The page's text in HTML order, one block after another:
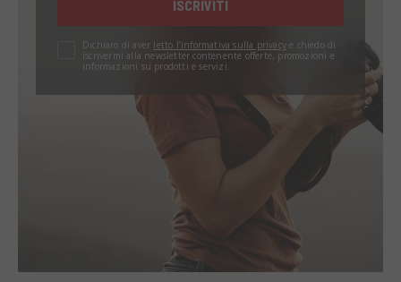
ISCRIVITI
Dichiaro di aver letto l’informativa sulla privacy e chiedo di
iscrivermi alla newsletter contenente offerte, promozioni e
informazioni su prodotti e servizi.